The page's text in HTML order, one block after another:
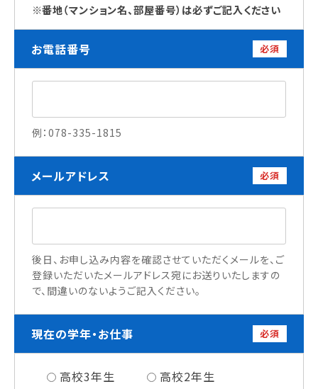
高校生の方へ
社会人・大学生・短大生の方へ
留学生の方へ(for Foreign Student)
ブログ
アクセス
職員採用情報
情報公開
よくあるご質問
番地（マンション名、部屋番号）は必ずご記入ください
お電話番号 必須
例：078-335-1815
メールアドレス 必須
後日、お申し込み内容を確認させていただくメールを、ご
登録いただいたメールアドレス宛にお送りいたしますの
で、間違いのないようご記入ください。
現在の学年・お仕事 必須
高校3年生
高校2年生